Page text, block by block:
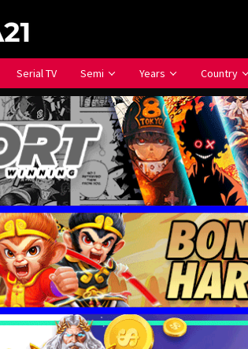
Serial TV Semi Years Country